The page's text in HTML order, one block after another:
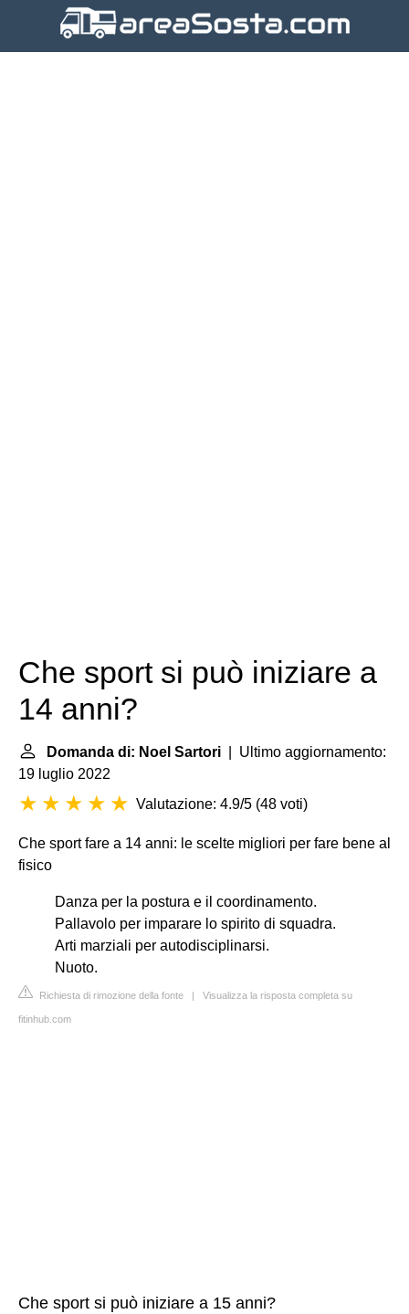
Che sport si può iniziare a
14 anni?
Domanda di: Noel Sartori | Ultimo aggiornamento:
19 luglio 2022
Valutazione: 4.9/5 (48 voti)
Che sport fare a 14 anni: le scelte migliori per fare bene al
fisico
Danza per la postura e il coordinamento.
Pallavolo per imparare lo spirito di squadra.
Arti marziali per autodisciplinarsi.
Nuoto.
Richiesta di rimozione della fonte | Visualizza la risposta completa su
fitinhub.com
Che sport si può iniziare a 15 anni?